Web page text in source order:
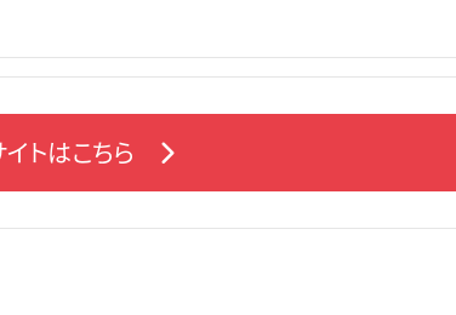
トはこちら